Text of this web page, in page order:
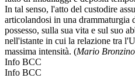
In tal senso, l'atto del custodire
articolandosi in una drammaturgia
possesso, sulla sua vita e sul suo
nell'istante in cui la relazione tra
massima intensità. (Mario Bronzino
Info BCC
Info BCC